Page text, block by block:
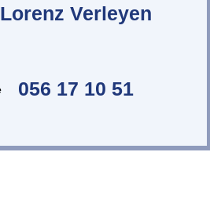
Lorenz Verleyen
056 17 10 51